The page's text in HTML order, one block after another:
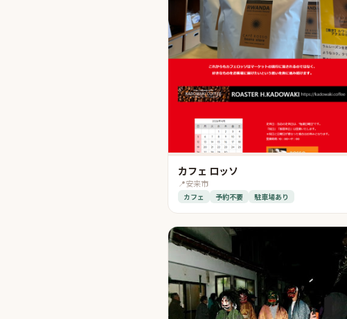
カフェ ロッソ
📍安来市
カフェ 予約不要 駐車場あり